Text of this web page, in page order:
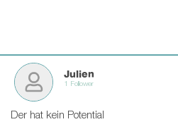
Julien
1 Follower
Der hat kein Potential